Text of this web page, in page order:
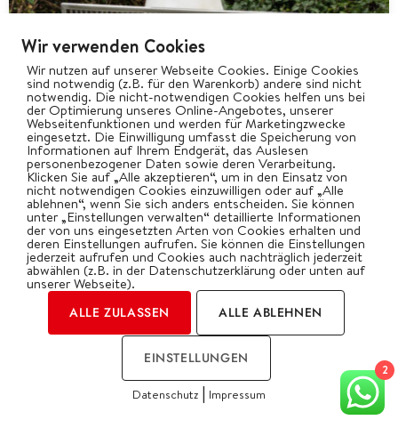
GRILL ZUBEHÖR TESTBERICHTE
Pimp my Gasgrill – Gasgrillzubehör
von grillrost.com
Am Beispiel des Otto Wilde G32.
2
Wir verwenden Cookies
Wir nutzen auf unserer Webseite Cookies. Einige Cookies
sind notwendig (z.B. für den Warenkorb) andere sind nicht
notwendig. Die nicht-notwendigen Cookies helfen uns bei
der Optimierung unseres Online-Angebotes, unserer
Webseitenfunktionen und werden für Marketingzwecke
eingesetzt. Die Einwilligung umfasst die Speicherung von
Informationen auf Ihrem Endgerät, das Auslesen
personenbezogener Daten sowie deren Verarbeitung.
Klicken Sie auf „Alle akzeptieren“, um in den Einsatz von
nicht notwendigen Cookies einzuwilligen oder auf „Alle
ablehnen“, wenn Sie sich anders entscheiden. Sie können
unter „Einstellungen verwalten“ detaillierte Informationen
der von uns eingesetzten Arten von Cookies erhalten und
deren Einstellungen aufrufen. Sie können die Einstellungen
jederzeit aufrufen und Cookies auch nachträglich jederzeit
abwählen (z.B. in der Datenschutzerklärung oder unten auf
unserer Webseite).
ALLE ZULASSEN ALLE ABLEHNEN
EINSTELLUNGEN
Datenschutz | Impressum